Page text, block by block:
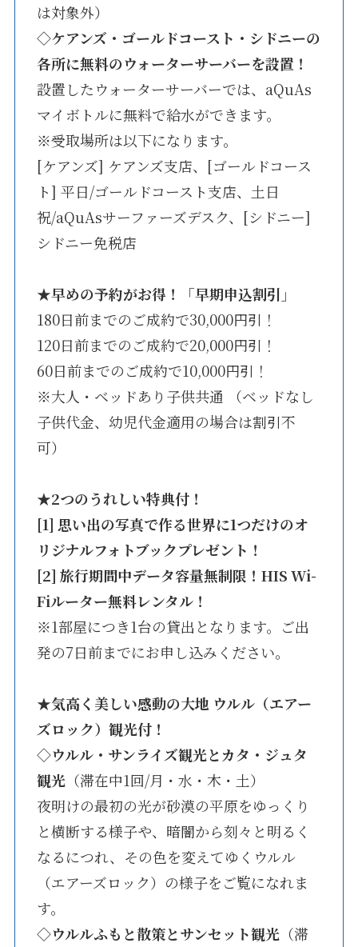
は対象外）
◇ケアンズ・ゴールドコースト・シドニーの
各所に無料のウォーターサーバーを設置！
設置したウォーターサーバーでは、aQuAs
マイボトルに無料で給水ができます。
※受取場所は以下になります。
[ケアンズ] ケアンズ支店、[ゴールドコース
ト] 平日/ゴールドコースト支店、土日
祝/aQuAsサーファーズデスク、[シドニー]
シドニー免税店
★早めの予約がお得！「早期申込割引」
180日前までのご成約で30,000円引！
120日前までのご成約で20,000円引！
60日前までのご成約で10,000円引！
※大人・ベッドあり子供共通 （ベッドなし
子供代金、幼児代金適用の場合は割引不
可）
★2つのうれしい特典付！
[1] 思い出の写真で作る世界に1つだけのオ
リジナルフォトブックプレゼント！
[2] 旅行期間中データ容量無制限！HIS Wi-
Fiルーター無料レンタル！
※1部屋につき1台の貸出となります。ご出
発の7日前までにお申し込みください。
★気高く美しい感動の大地 ウルル（エアー
ズロック）観光付！
◇ウルル・サンライズ観光とカタ・ジュタ
観光（滞在中1回/月・水・木・土）
夜明けの最初の光が砂漠の平原をゆっくり
と横断する様子や、暗闇から刻々と明るく
なるにつれ、その色を変えてゆくウルル
（エアーズロック）の様子をご覧になれま
す。
◇ウルルふもと散策とサンセット観光（滞